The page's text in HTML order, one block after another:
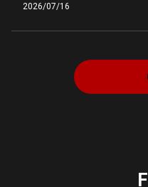
2026/07/16